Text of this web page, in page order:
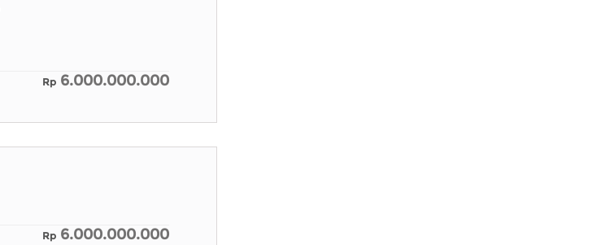
Rp 6.000.000.000
Rp 6.000.000.000